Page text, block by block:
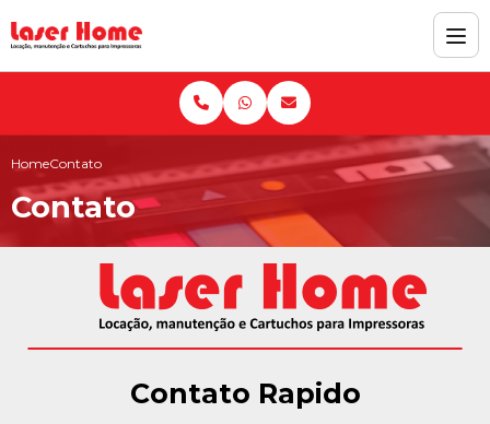
HomeContato
Contato
Contato Rapido